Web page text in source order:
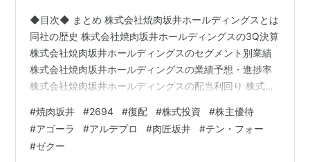
◆目次◆ まとめ 株式会社焼肉坂井ホールディングスとは
同社の歴史 株式会社焼肉坂井ホールディングスの3Q決算
株式会社焼肉坂井ホールディングスのセグメント別業績
株式会社焼肉坂井ホールディングスの業績予想・進捗率
株式会社焼肉坂井ホールディングスの配当利回り 株式会
日の取引 アルデプロ(8925) ブログをご覧頂き、ありがと
うございます。焼肉坂井ホールディングスをご存じでし
ょうか？焼肉屋さかいや、とりあえず吾平、村さ来等を
#焼肉坂井 #2694 #復配 #株式投資 #株主優待
#アゴーラ #アルデプロ #肉匠坂井 #テン・フォー
#ゼクー